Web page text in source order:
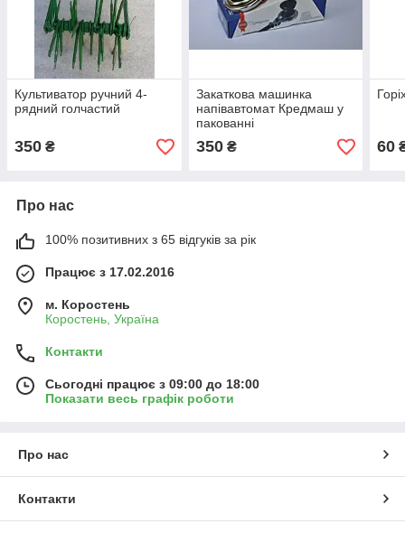
Культиватор ручний 4-
рядний голчастий
350 ₴
Закаткова машинка
напівавтомат Кредмаш у
пакованні
350₴ 60
Про нас
100% позитивних з 65 відгуків за рік
Працює з 17.02.2016
м. Коростень
Коростень, Україна
Контакти
Сьогодні працює з 09:00 до 18:00
Показати весь графік роботи
Про нас
Контакти